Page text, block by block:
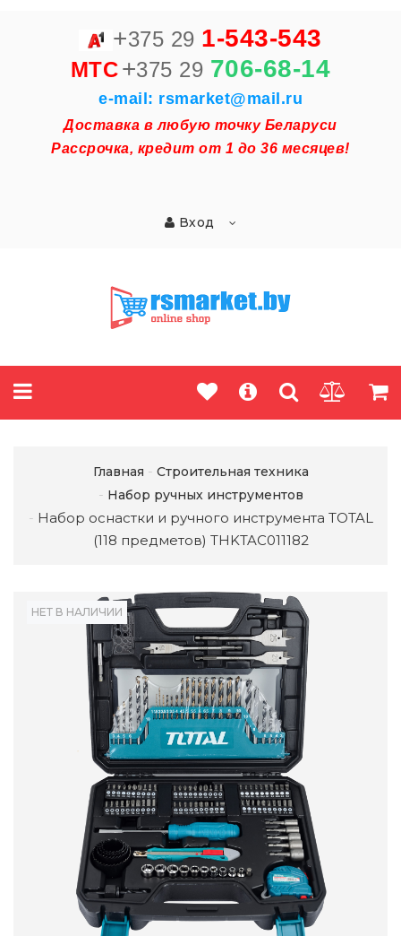
+375 29 1-543-543
MTC+375 29 706-68-14
e-mail: rsmarket@mail.ru
Доставка в любую точку Беларуси
Рассрочка, кредит от 1 до 36 месяцев!
Вход
Главная
Строительная техника
Набор ручных инструментов
Набор оснастки и ручного инструмента TOTAL
(118 предметов) THKTAC011182
НЕТ В НАЛИЧИИ